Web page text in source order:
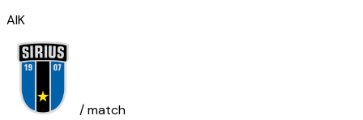
AIK
/ match